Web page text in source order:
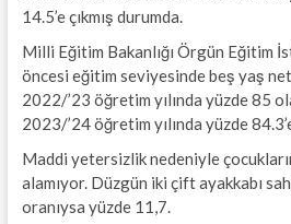
14.5’e çıkmış durumda.
Milli Eğitim Bakanlığı Örgün Eğitim
öncesi eğitim seviyesinde beş yaş
2022/’23 öğretim yılında yüzde 85
2023/’24 öğretim yılında yüzde
Maddi yetersizlik nedeniyle
alamıyor. Düzgün iki çift ayakkabı
oranıysa yüzde 11,7.